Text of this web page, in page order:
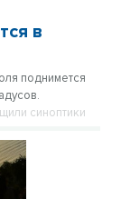
в
поднимется
синоптики
регионе